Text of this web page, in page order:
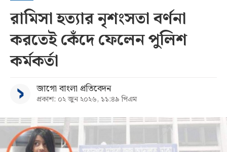
সর্বশেষ
সব
বিভাগ
আর্কাইভ
কনভার্টার
রামিসা হত্যার নৃশংসতা বর্ণনা
করতেই কেঁদে ফেলেন পুলিশ
কর্মকর্তা
জাগো বাংলা প্রতিবেদন
প্রকাশ: ০২ জুন ২০২৬, ১১:৪৯ পিএম